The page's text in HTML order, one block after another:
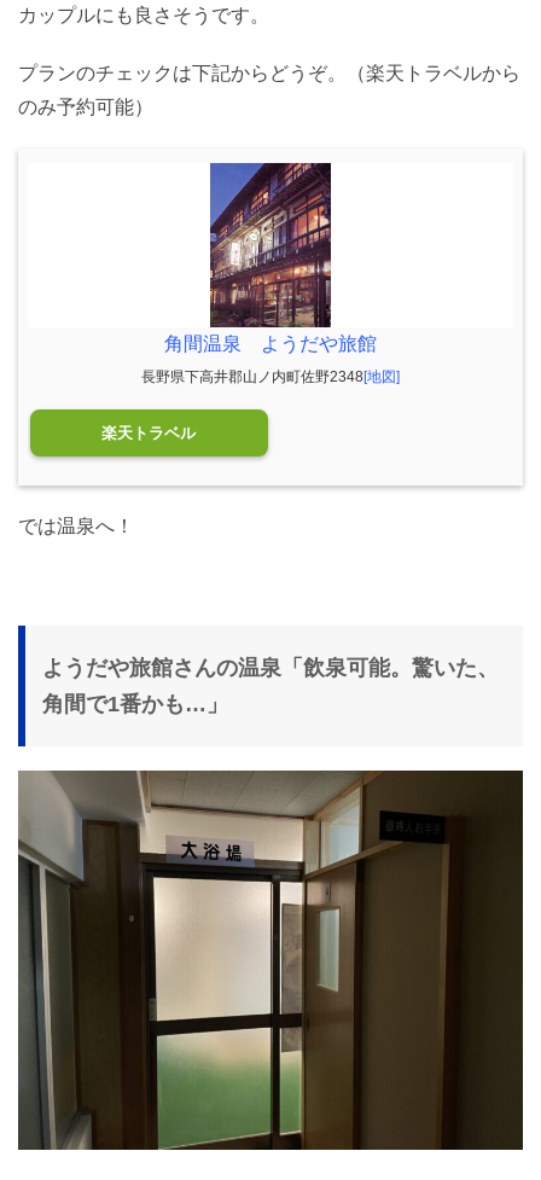
カップルにも良さそうです。
プランのチェックは下記からどうぞ。（楽天トラベルから
のみ予約可能）
角間温泉 ようだや旅館
長野県下高井郡山ノ内町佐野2348[地図]
楽天トラベル
では温泉へ！
ようだや旅館さんの温泉「飲泉可能。驚いた、
角間で1番かも…」